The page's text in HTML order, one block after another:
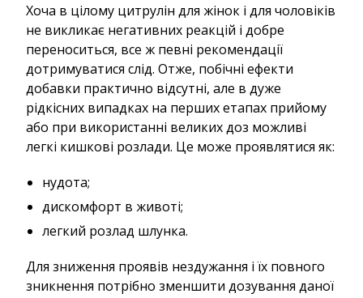
Хоча в цілому цитрулін для жінок і для чоловіків
не викликає негативних реакцій і добре
переноситься, все ж певні рекомендації
дотримуватися слід. Отже, побічні ефекти
добавки практично відсутні, але в дуже
рідкісних випадках на перших етапах прийому
або при використанні великих доз можливі
легкі кишкові розлади. Це може проявлятися як:
нудота;
дискомфорт в животі;
легкий розлад шлунка.
Для зниження проявів нездужання і їх повного
зникнення потрібно зменшити дозування даної